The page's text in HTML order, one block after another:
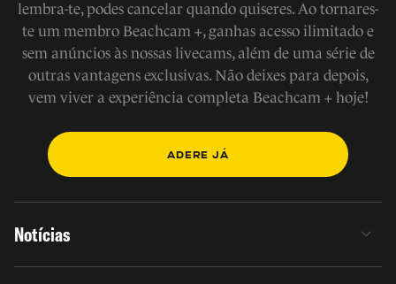
lembra-te, podes cancelar quando quiseres. Ao tornares-
te um membro Beachcam +, ganhas acesso ilimitado e
sem anúncios às nossas livecams, além de uma série de
outras vantagens exclusivas. Não deixes para depois,
vem viver a experiência completa Beachcam + hoje!
ADERE JÁ
Notícias